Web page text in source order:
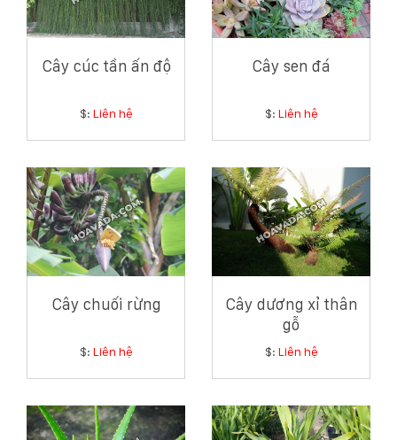
Cây cúc tần ấn độ
$: Liên hệ
Cây sen đá
$: Liên hệ
Cây chuối rừng
$: Liên hệ
Cây dương xỉ thân
gỗ
$: Liên hệ